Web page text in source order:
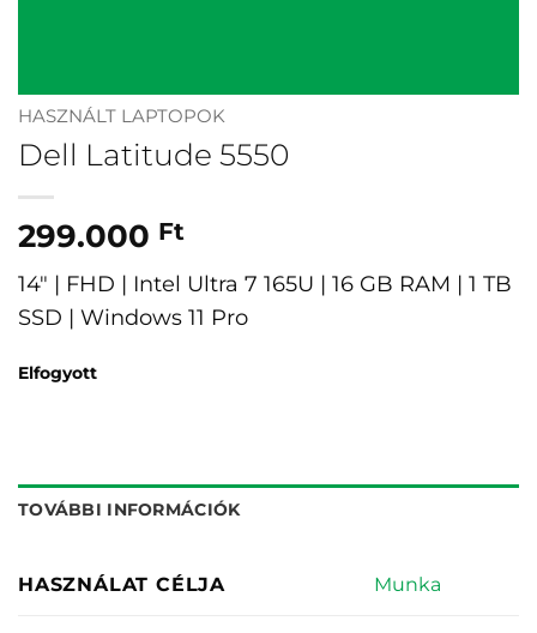
HASZNÁLT LAPTOPOK
Dell Latitude 5550
299.000 Ft
14″ | FHD | Intel Ultra 7 165U | 16 GB RAM | 1 TB
SSD | Windows 11 Pro
Elfogyott
TOVÁBBI INFORMÁCIÓK
HASZNÁLAT CÉLJA Munka